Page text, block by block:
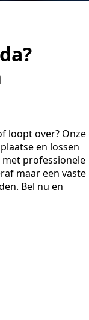
loopt over? Onze
en lossen
professionele
maar een vaste
Bel nu en